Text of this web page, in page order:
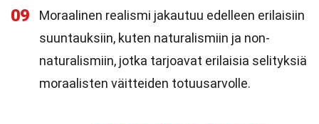
09
Moraalinen realismi jakautuu edelleen erilaisiin
suuntauksiin, kuten naturalismiin ja non-
naturalismiin, jotka tarjoavat erilaisia selityksiä
moraalisten väitteiden totuusarvolle.